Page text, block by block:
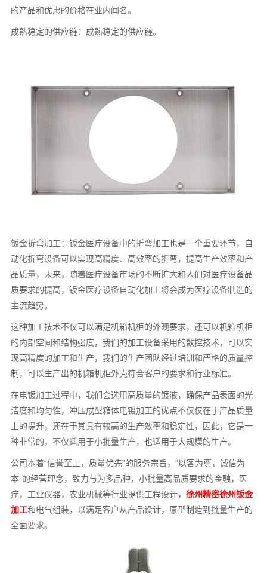
的产品和优惠的价格在业内闻名。
成熟稳定的供应链：成熟稳定的供应链。
钣金折弯加工：钣金医疗设备中的折弯加工也是一个重要环节，自
动化折弯设备可以实现高精度、高效率的折弯，提高生产效率和产
品质量，未来，随着医疗设备市场的不断扩大和人们对医疗设备品
质要求的提高，钣金医疗设备自动化加工将会成为医疗设备制造的
主流趋势。
这种加工技术不仅可以满足机箱机柜的外观要求，还可以机箱机柜
的内部空间和结构强度，我们的加工设备采用的数控技术，可以实
现高精度的加工和生产，我们的生产团队经过培训和严格的质量控
制，可以生产出的机箱机柜外壳符合客户的要求和行业标准。
在电镀加工过程中，我们会选用高质量的镀液，确保产品表面的光
洁度和均匀性，冲压成型箱体电镀加工的优点不仅仅在于产品质量
上的提升，还在于其具有较高的生产效率和稳定性，因此，它是一
种非常的，不仅适用于小批量生产，也适用于大规模的生产。
公司本着“信誉至上，质量优先”的服务宗旨，“以客为尊，诚信为
本”的经营理念，致力与为多品种，小批量高品质要求的金融，医
疗，工业仪器，农业机械等行业提供工程设计，徐州精密徐州钣金
加工和电气组装，以满足客户从产品设计，原型制造到批量生产的
全面要求。